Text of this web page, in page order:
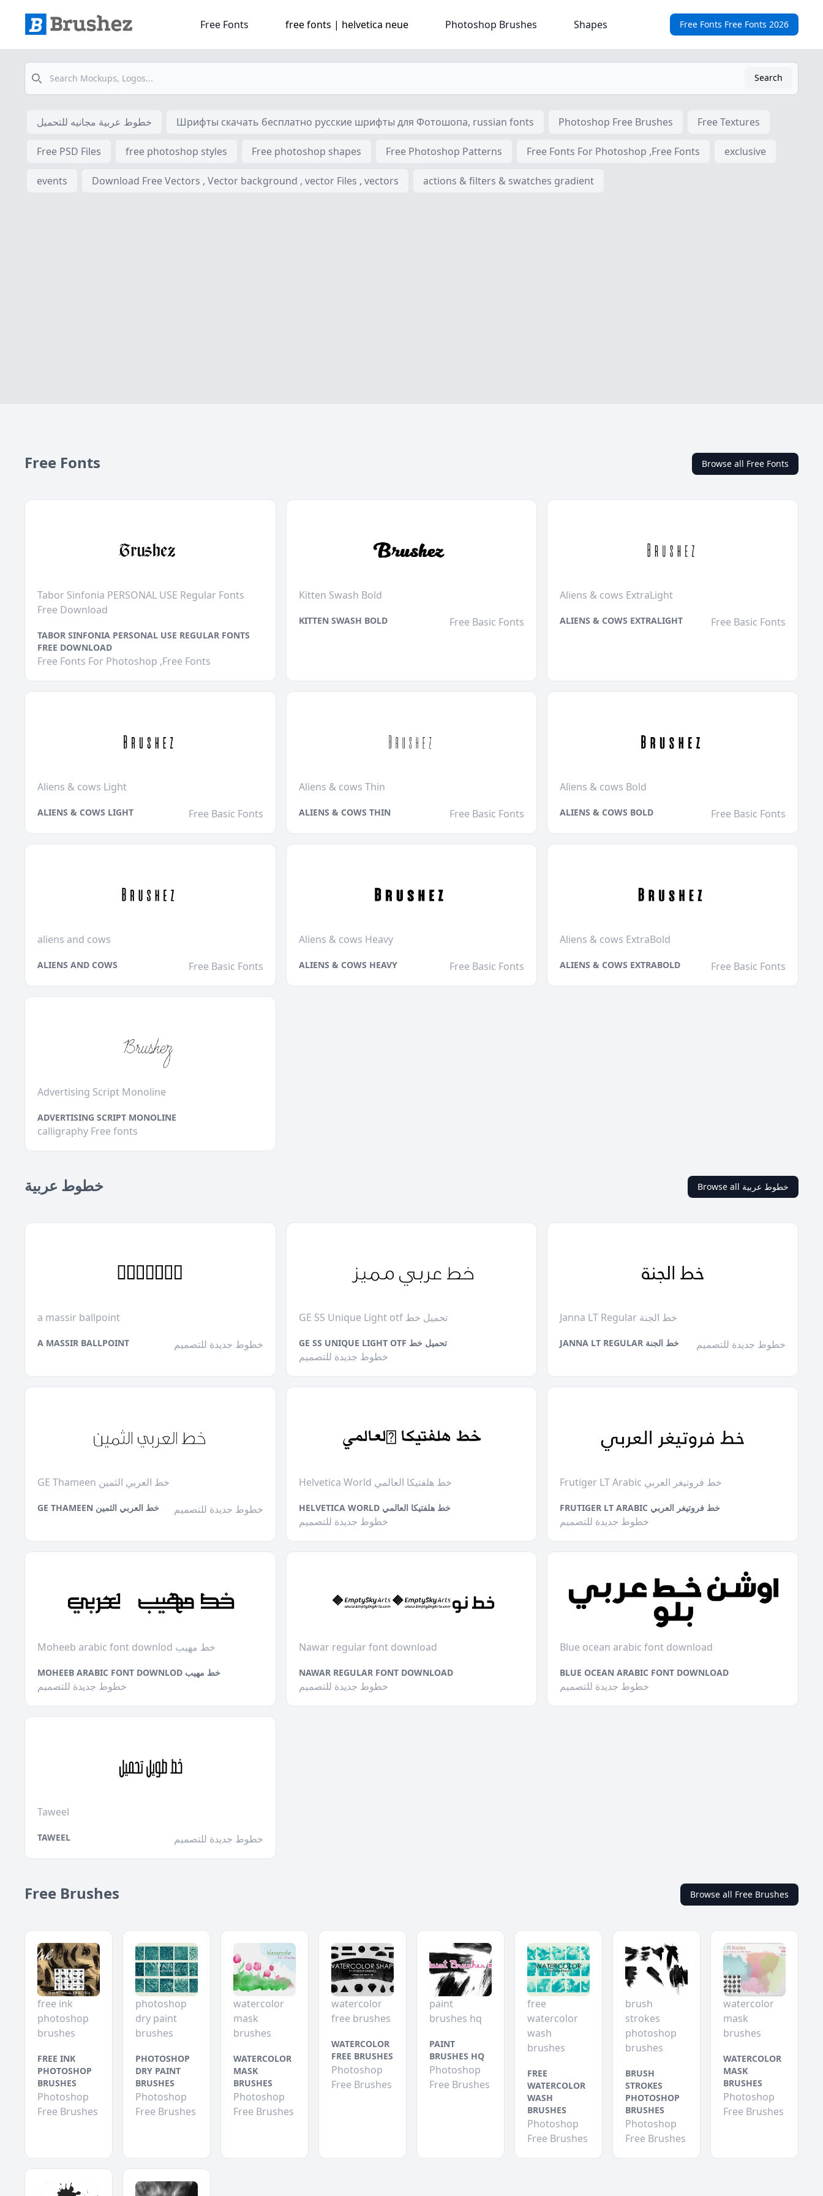
Free Fonts Free Fonts 2026
Free Fonts free fonts | helvetica neue Photoshop Brushes Shapes
Search
Search
خطوط عربية مجانيه للتحميل Шрифты скачать бесплатно русские шрифты для Фотошопа, russian fonts Photoshop Free Brushes Free Textures
Free PSD Files free photoshop styles Free photoshop shapes Free Photoshop Patterns Free Fonts For Photoshop ,Free Fonts exclusive
events Download Free Vectors , Vector background , vector Files , vectors actions & filters & swatches gradient
Free Fonts Browse all Free Fonts
Tabor Sinfonia PERSONAL USE Regular Fonts
Free Download
TABOR SINFONIA PERSONAL USE REGULAR FONTS
FREE DOWNLOAD
Free Fonts For Photoshop ,Free Fonts
Kitten Swash Bold
KITTEN SWASH BOLD Free Basic Fonts
Aliens & cows ExtraLight
ALIENS & COWS EXTRALIGHT Free Basic Fonts
Aliens & cows Light
ALIENS & COWS LIGHT Free Basic Fonts
Aliens & cows Thin
ALIENS & COWS THIN Free Basic Fonts
Aliens & cows Bold
ALIENS & COWS BOLD Free Basic Fonts
aliens and cows
ALIENS AND COWS Free Basic Fonts
Aliens & cows Heavy
ALIENS & COWS HEAVY Free Basic Fonts
Aliens & cows ExtraBold
ALIENS & COWS EXTRABOLD Free Basic Fonts
Advertising Script Monoline
ADVERTISING SCRIPT MONOLINE
calligraphy Free fonts
خطوط عربية Browse all خطوط عربية
a massir ballpoint
A MASSIR BALLPOINT خطوط جديدة للتصميم
GE SS Unique Light otf تحميل خط
GE SS UNIQUE LIGHT OTF تحميل خط
خطوط جديدة للتصميم
Janna LT Regular خط الجنة
JANNA LT REGULAR خط الجنة خطوط جديدة للتصميم
GE Thameen خط العربي الثمين
GE THAMEEN خط العربي الثمين خطوط جديدة للتصميم
Helvetica World خط هلفتيكا العالمي
HELVETICA WORLD خط هلفتيكا العالمي
خطوط جديدة للتصميم
Frutiger LT Arabic خط فروتيغر العربي
FRUTIGER LT ARABIC خط فروتيغر العربي
خطوط جديدة للتصميم
Moheeb arabic font downlod خط مهيب
MOHEEB ARABIC FONT DOWNLOD خط مهيب
خطوط جديدة للتصميم
Nawar regular font download
NAWAR REGULAR FONT DOWNLOAD
خطوط جديدة للتصميم
Blue ocean arabic font download
BLUE OCEAN ARABIC FONT DOWNLOAD
خطوط جديدة للتصميم
Taweel
TAWEEL خطوط جديدة للتصميم
Free Brushes Browse all Free Brushes
free ink
photoshop
brushes
FREE INK
PHOTOSHOP
BRUSHES
Photoshop
Free Brushes
photoshop
dry paint
brushes
PHOTOSHOP
DRY PAINT
BRUSHES
Photoshop
Free Brushes
watercolor
mask
brushes
WATERCOLOR
MASK
BRUSHES
Photoshop
Free Brushes
watercolor
free brushes
WATERCOLOR
FREE BRUSHES
Photoshop
Free Brushes
paint
brushes hq
PAINT
BRUSHES HQ
Photoshop
Free Brushes
free
watercolor
wash
brushes
FREE
WATERCOLOR
WASH
BRUSHES
Photoshop
Free Brushes
brush
strokes
photoshop
brushes
BRUSH
STROKES
PHOTOSHOP
BRUSHES
Photoshop
Free Brushes
watercolor
mask
brushes
WATERCOLOR
MASK
BRUSHES
Photoshop
Free Brushes